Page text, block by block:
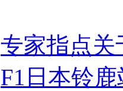
专家指点关
F1日本铃